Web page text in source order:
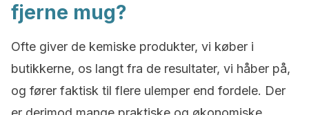
fjerne mug?
Ofte giver de kemiske produkter, vi køber i
butikkerne, os langt fra de resultater, vi håber på,
og fører faktisk til flere ulemper end fordele. Der